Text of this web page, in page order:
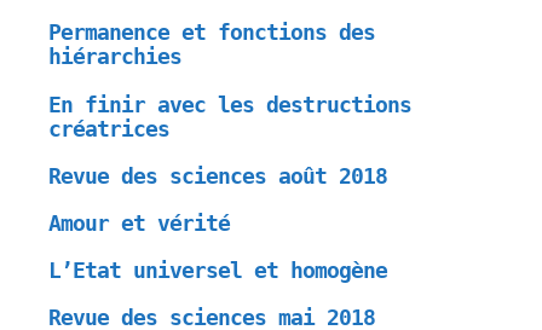
Permanence et fonctions des
hiérarchies
En finir avec les destructions
créatrices
Revue des sciences août 2018
Amour et vérité
L’Etat universel et homogène
Revue des sciences mai 2018